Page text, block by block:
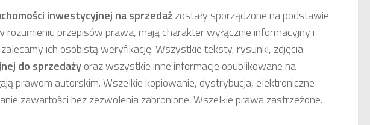
inwestycyjnej na sprzedażzostały sporządzone na podstawie
rozumieniu przepisów prawa, mają charakter wyłącznie informacyjny i
ich osobistą weryfikację. Wszystkie teksty, rysunki, zdjęcia
do sprzedażyoraz wszystkie inne informacje opublikowane na
prawom autorskim. Wszelkie kopiowanie, dystrybucja, elektroniczne
zawartości bez zezwolenia zabronione. Wszelkie prawa zastrzeżone.